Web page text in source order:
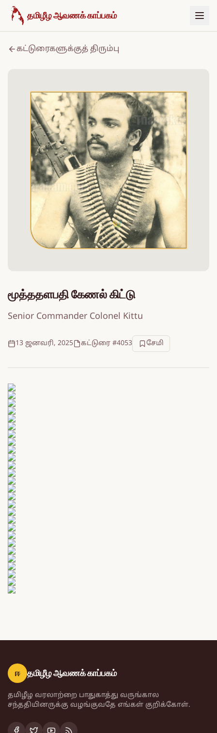
உள்ளடக்கத்திற்குச் செல்க
தமிழீழ ஆவணக் காப்பகம்
கட்டுரைகளுக்குத் திரும்பு
மூத்ததளபதி கேணல் கிட்டு
Senior Commander Colonel Kittu
13 ஜனவரி, 2025 கட்டுரை #4053 சேமி
ஈ தமிழீழ ஆவணக் காப்பகம்
தமிழீழ வரலாற்றை பாதுகாத்து வருங்கால
சந்ததியினருக்கு வழங்குவதே எங்கள் குறிக்கோள்.